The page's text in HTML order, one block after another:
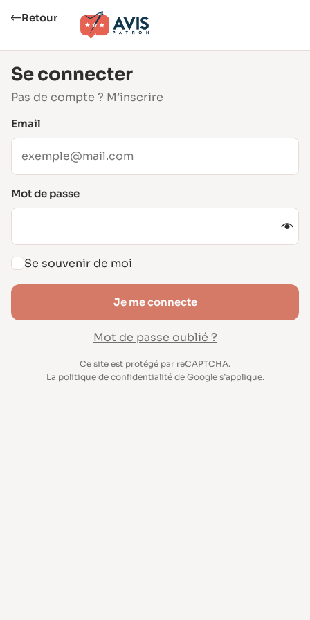
Retour
Se connecter
Pas de compte ? M’inscrire
Email
Mot de passe
Se souvenir de moi
Je me connecte
Mot de passe oublié ?
Ce site est protégé par reCAPTCHA.
La politique de confidentialité de Google s’applique.